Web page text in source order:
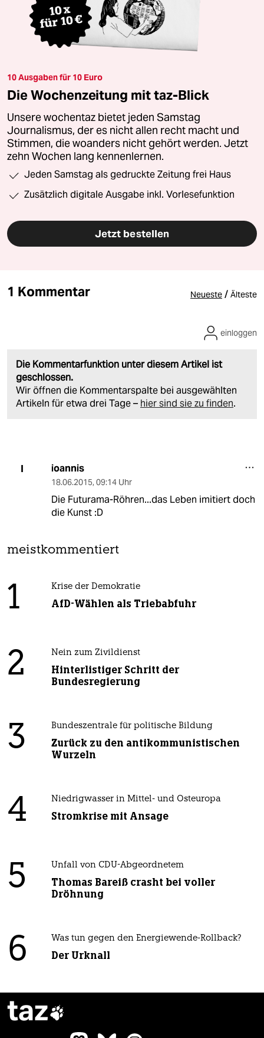
10 Ausgaben für 10 Euro
Die Wochenzeitung mit taz-Blick
Unsere wochentaz bietet jeden Samstag
Journalismus, der es nicht allen recht macht und
Stimmen, die woanders nicht gehört werden. Jetzt
zehn Wochen lang kennenlernen.
Jeden Samstag als gedruckte Zeitung frei Haus
Zusätzlich digitale Ausgabe inkl. Vorlesefunktion
Jetzt bestellen
1 Kommentar Neueste / Älteste
Die Kommentarfunktion unter diesem Artikel ist
geschlossen.
Wir öffnen die Kommentarspalte bei ausgewählten
Artikeln für etwa drei Tage – hier sind sie zu finden.
einloggen
I ioannis
18.06.2015, 09:14 Uhr
Die Futurama-Röhren...das Leben imitiert doch
die Kunst :D
meistkommentiert
1 Krise der Demokratie
AfD-Wählen als Triebabfuhr
2 Nein zum Zivildienst
Hinterlistiger Schritt der
Bundesregierung
3 Bundeszentrale für politische Bildung
Zurück zu den antikommunistischen
Wurzeln
4 Niedrigwasser in Mittel- und Osteuropa
Stromkrise mit Ansage
5 Unfall von CDU-Abgeordnetem
Thomas Bareiß crasht bei voller
Dröhnung
6 Was tun gegen den Energiewende-Rollback?
Der Urknall
taz